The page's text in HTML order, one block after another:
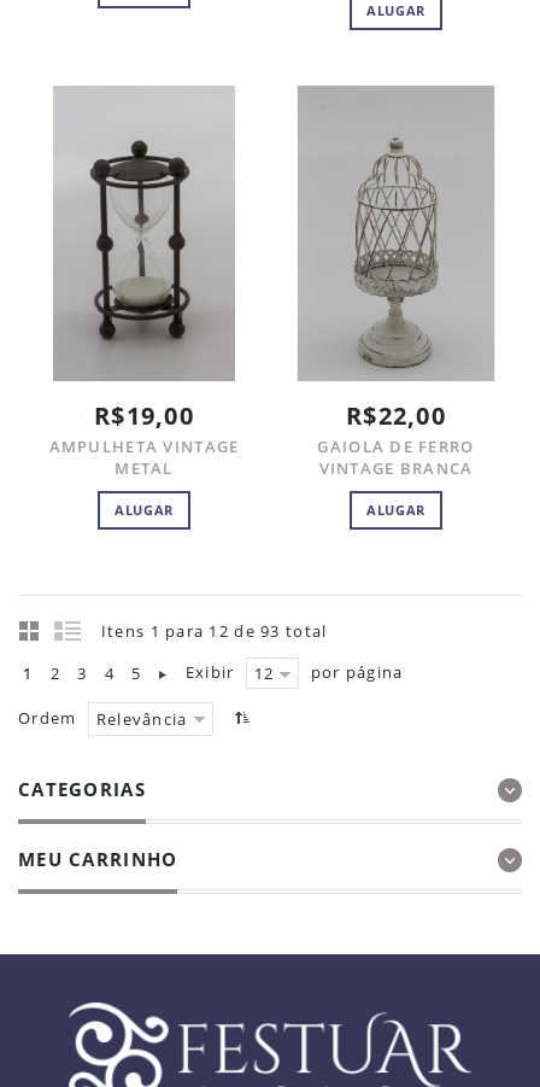
ALUGAR
R$19,00
AMPULHETA VINTAGE
METAL
ALUGAR
R$22,00
GAIOLA DE FERRO
VINTAGE BRANCA
ALUGAR
Itens 1 para 12 de 93 total
1
2 3 4 5 Exibir 12 por página
Ordem Relevância
CATEGORIAS
MEU CARRINHO